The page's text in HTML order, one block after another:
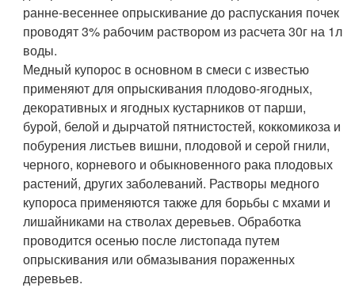
ранне-весеннее опрыскивание до распускания почек
проводят 3% рабочим раствором из расчета 30г на 1л
воды.
Медный купорос в основном в смеси с известью
применяют для опрыскивания плодово-ягодных,
декоративных и ягодных кустарников от парши,
бурой, белой и дырчатой пятнистостей, коккомикоза и
побурения листьев вишни, плодовой и серой гнили,
черного, корневого и обыкновенного рака плодовых
растений, других заболеваний. Растворы медного
купороса применяются также для борьбы с мхами и
лишайниками на стволах деревьев. Обработка
проводится осенью после листопада путем
опрыскивания или обмазывания пораженных
деревьев.